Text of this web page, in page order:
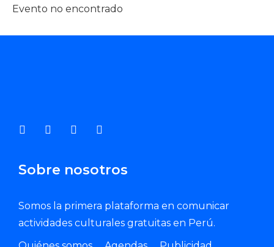
Evento no encontrado
Sobre nosotros
Somos la primera plataforma en comunicar
actividades culturales gratuitas en Perú.